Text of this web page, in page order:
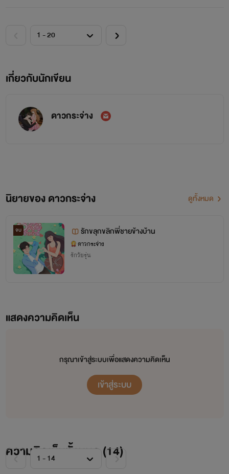
เกี่ยวกับนักเขียน
ดาวกระจ่าง
นิยายของ ดาวกระจ่าง ดูทั้งหมด
จบ รักขลุกขลิกพี่ชายข้างบ้าน
ดาวกระจ่าง
รักวัยรุ่น
แสดงความคิดเห็น
กรุณาเข้าสู่ระบบเพื่อแสดงความคิดเห็น
เข้าสู่ระบบ
ความคิดเห็นทั้งหมด (14)